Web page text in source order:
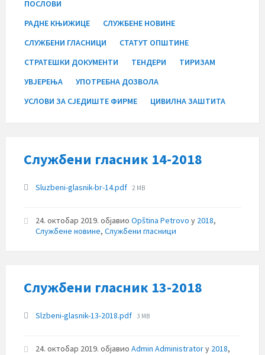
ПОСЛОВИ
РАДНЕ КЊИЖИЦЕ
СЛУЖБЕНЕ НОВИНЕ
СЛУЖБЕНИ ГЛАСНИЦИ
СТАТУТ ОПШТИНЕ
СТРАТЕШКИ ДОКУМЕНТИ
ТЕНДЕРИ
ТИРИЗАМ
УВЈЕРЕЊА
УПОТРЕБНА ДОЗВОЛА
УСЛОВИ ЗА СЈЕДИШТЕ ФИРМЕ
ЦИВИЛНА ЗАШТИТА
Службени гласник 14-2018
Прилози
Sluzbeni-glasnik-br-14.pdf File
2 MB
24. октобар 2019. објавио Opština Petrovo у 2018,
Службене новине, Службени гласници
Службени гласник 13-2018
Прилози
Slzbeni-glasnik-13-2018.pdf File
3 MB
24. октобар 2019. објавио Admin Administratorу 2018,